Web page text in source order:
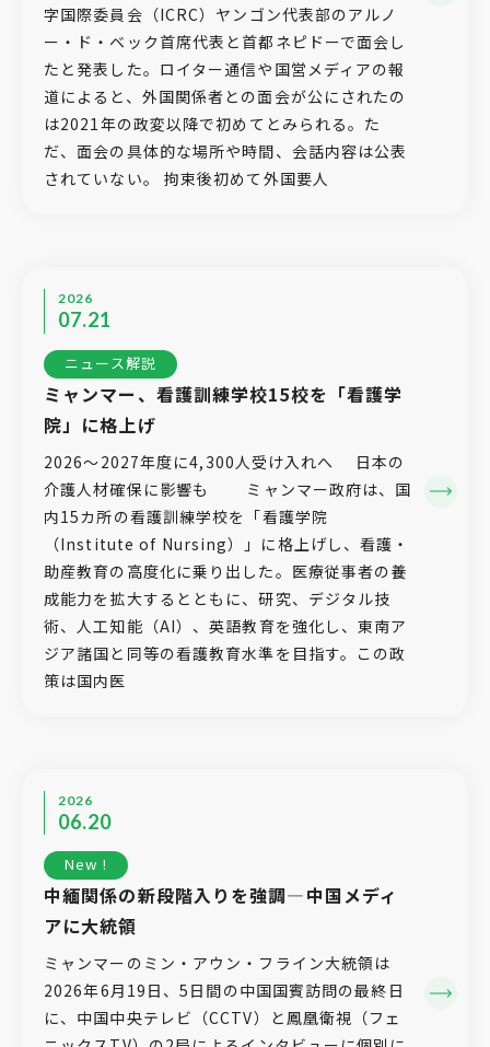
字国際委員会（ICRC）ヤンゴン代表部のアルノ
ー・ド・ベック首席代表と首都ネピドーで面会し
たと発表した。ロイター通信や国営メディアの報
道によると、外国関係者との面会が公にされたの
は2021年の政変以降で初めてとみられる。た
だ、面会の具体的な場所や時間、会話内容は公表
されていない。 拘束後初めて外国要人
2026
07.21
ニュース解説
ミャンマー、看護訓練学校15校を「看護学
院」に格上げ
2026〜2027年度に4,300人受け入れへ 日本の
介護人材確保に影響も ミャンマー政府は、国
内15カ所の看護訓練学校を「看護学院
（Institute of Nursing）」に格上げし、看護・
助産教育の高度化に乗り出した。医療従事者の養
成能力を拡大するとともに、研究、デジタル技
術、人工知能（AI）、英語教育を強化し、東南ア
ジア諸国と同等の看護教育水準を目指す。この政
策は国内医
2026
06.20
New !
中緬関係の新段階入りを強調―中国メディ
アに大統領
ミャンマーのミン・アウン・フライン大統領は
2026年6月19日、5日間の中国国賓訪問の最終日
に、中国中央テレビ（CCTV）と鳳凰衛視（フェ